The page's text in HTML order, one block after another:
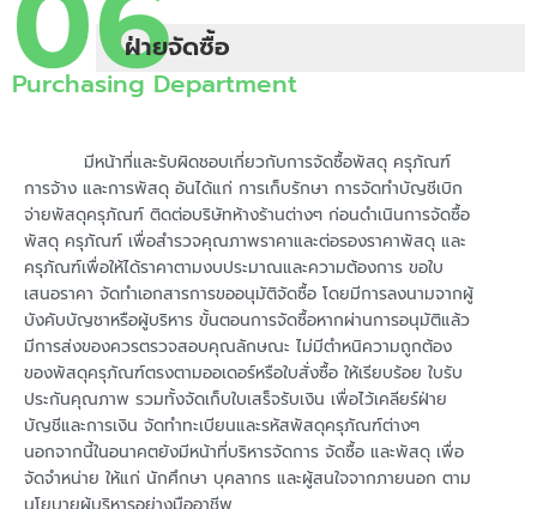
ฝ่ายจัดซื้อ
Purchasing Department
มีหน้าที่และรับผิดชอบเกี่ยวกับการจัดซื้อพัสดุ ครุภัณฑ์
การจ้าง และการพัสดุ อันได้แก่ การเก็บรักษา การจัดทำบัญชีเบิก
จ่ายพัสดุครุภัณฑ์ ติดต่อบริษัทห้างร้านต่างๆ ก่อนดำเนินการจัดซื้อ
พัสดุ ครุภัณฑ์ เพื่อสำรวจคุณภาพราคาและต่อรองราคาพัสดุ และ
ครุภัณฑ์เพื่อให้ได้ราคาตามงบประมาณและความต้องการ ขอใบ
เสนอราคา จัดทำเอกสารการขออนุมัติจัดซื้อ โดยมีการลงนามจากผู้
บังคับบัญชาหรือผู้บริหาร ขั้นตอนการจัดซื้อหากผ่านการอนุมัติแล้ว
มีการส่งของควรตรวจสอบคุณลักษณะ ไม่มีตำหนิความถูกต้อง
ของพัสดุครุภัณฑ์ตรงตามออเดอร์หรือใบสั่งซื้อ ให้เรียบร้อย ใบรับ
ประกันคุณภาพ รวมทั้งจัดเก็บใบเสร็จรับเงิน เพื่อไว้เคลียร์ฝ่าย
บัญชีและการเงิน จัดทำทะเบียนและรหัสพัสดุครุภัณฑ์ต่างๆ
นอกจากนี้ในอนาคตยังมีหน้าที่บริหารจัดการ จัดซื้อ และพัสดุ เพื่อ
จัดจำหน่าย ให้แก่ นักศึกษา บุคลากร และผู้สนใจจากภายนอก ตาม